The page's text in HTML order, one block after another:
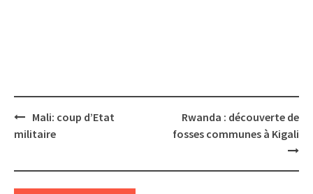
Post
navigation
Mali: coup d’Etat
militaire
Rwanda : découverte de
fosses communes à Kigali